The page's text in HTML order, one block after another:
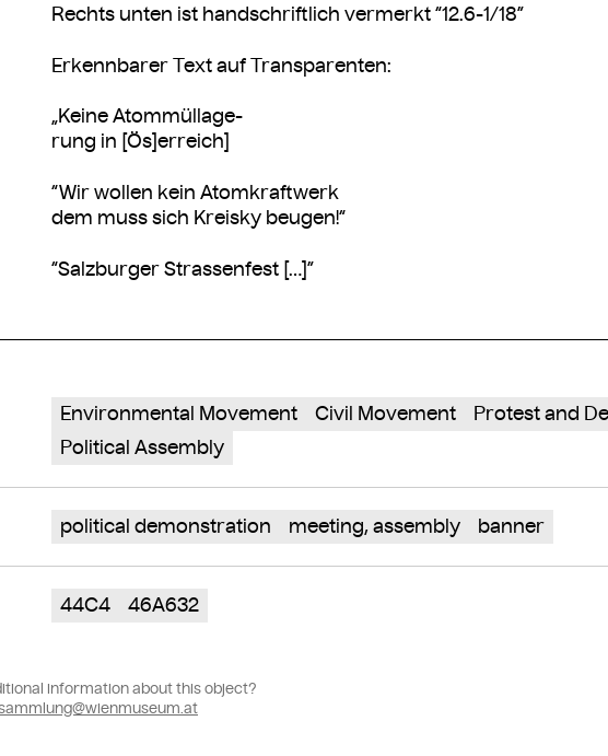
Rechts unten ist handschriftlich vermerkt “12.6-1/18”
Erkennbarer Text auf Transparenten:
„Keine Atommüllage-
rung in [Ös]erreich]
“Wir wollen kein Atomkraftwerk
dem muss sich Kreisky beugen!“
“Salzburger Strassenfest […]”
Environmental Movement Civil Movement
Protest and
Political Assembly
political demonstration meeting, assembly banner
44C4 46A632
information about this object?